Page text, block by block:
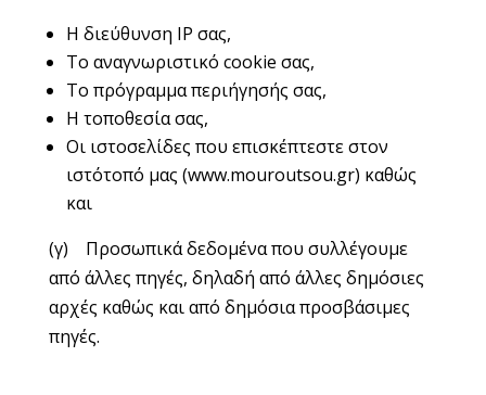
Η διεύθυνση IP σας,
Το αναγνωριστικό cookie σας,
Το πρόγραμμα περιήγησής σας,
Η τοποθεσία σας,
Οι ιστοσελίδες που επισκέπτεστε στον
ιστότοπό μας (www.mouroutsou.gr) καθώς
και
(γ) Προσωπικά δεδομένα που συλλέγουμε
από άλλες πηγές, δηλαδή από άλλες δημόσιες
αρχές καθώς και από δημόσια προσβάσιμες
πηγές.